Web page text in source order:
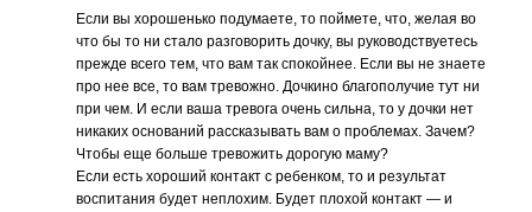
Если вы хорошенько подумаете, то поймете, что, желая во
что бы то ни стало разговорить дочку, вы руководствуетесь
прежде всего тем, что вам так спокойнее. Если вы не знаете
про нее все, то вам тревожно. Дочкино благополучие тут ни
при чем. И если ваша тревога очень сильна, то у дочки нет
никаких оснований рассказывать вам о проблемах. Зачем?
Чтобы еще больше тревожить дорогую маму?
Если есть хороший контакт с ребенком, то и результат
воспитания будет неплохим. Будет плохой контакт — и